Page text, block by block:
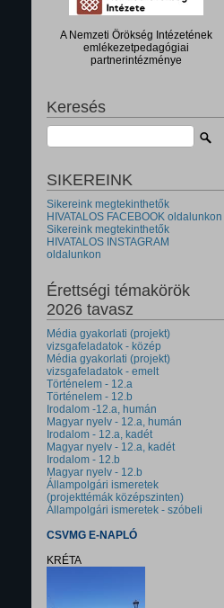
A Nemzeti Örökség Intézetének
emlékezetpedagógiai
partnerintézménye
Keresés
SIKEREINK
Sikereink megtekinthetők
HIVATALOS FACEBOOK oldalunkon
Sikereink megtekinthetők
HIVATALOS INSTAGRAM
oldalunkon
Érettségi témakörök
2026 tavasz
Média gyakorlati (projekt)
vizsgafeladatok - közép
Média gyakorlati (projekt)
vizsgafeladatok - emelt
Történelem - 12.a
Történelem - 12.b
Irodalom -12.a, humán
Magyar nyelv - 12.a, humán
Irodalom - 12.a, kadét
Magyar nyelv - 12.a, kadét
Irodalom - 12.b
Magyar nyelv - 12.b
Állampolgári ismeretek
(projekttémák középszinten)
Állampolgári ismeretek - szóbeli
CSVMG E-NAPLÓ
KRÉTA